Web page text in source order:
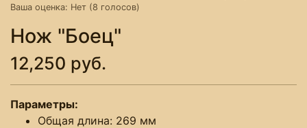
Ваша оценка: Нет (8 голосов)
Нож "Боец"
12,250 руб.
Параметры:
Общая длина: 269 мм